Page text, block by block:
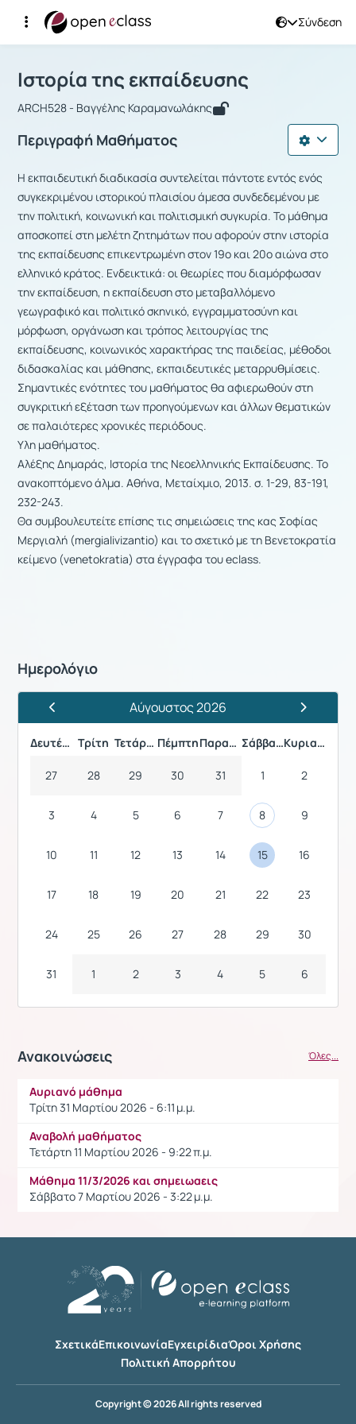
Σύνδεση
Αρχική Σελίδα
Μάθημα : Ιστορία της εκπαίδευσης
Ιστορία της εκπαίδευσης
ARCH528 - Βαγγέλης Καραμανωλάκης
Περιγραφή Μαθήματος
Η εκπαιδευτική διαδικασία συντελείται πάντοτε εντός ενός
συγκεκριμένου ιστορικού πλαισίου άμεσα συνδεδεμένου με
την πολιτική, κοινωνική και πολιτισμική συγκυρία. Το μάθημα
αποσκοπεί στη μελέτη ζητημάτων που αφορούν στην ιστορία
της εκπαίδευσης επικεντρωμένη στον 19ο και 20ο αιώνα στο
ελληνικό κράτος. Ενδεικτικά: οι θεωρίες που διαμόρφωσαν
την εκπαίδευση, η εκπαίδευση στο μεταβαλλόμενο
γεωγραφικό και πολιτικό σκηνικό, εγγραμματοσύνη και
μόρφωση, οργάνωση και τρόπος λειτουργίας της
εκπαίδευσης, κοινωνικός χαρακτήρας της παιδείας, μέθοδοι
διδασκαλίας και μάθησης, εκπαιδευτικές μεταρρυθμίσεις.
Σημαντικές ενότητες του μαθήματος θα αφιερωθούν στη
συγκριτική εξέταση των προηγούμενων και άλλων θεματικών
σε παλαιότερες χρονικές περιόδους.
Υλη μαθήματος.
Αλέξης Δημαράς, Ιστορία της Νεοελληνικής Εκπαίδευσης. Το
ανακοπτόμενο άλμα. Αθήνα, Μεταίχμιο, 2013. σ. 1-29, 83-191,
232-243.
Θα συμβουλευτείτε επίσης τις σημειώσεις της κας Σοφίας
Μεργιαλή (mergialivizantio) και το σχετικό με τη Βενετοκρατία
κείμενο (venetokratia) στα έγγραφα του eclass.
Ημερολόγιο
Προηγούμενος ΜήναςΑύγουστος 2026
Επόμενος
Δευτέρα Τρίτη Τετάρτη Πέμπτη Παρασκευή Σάββατο Κυριακή
27 28 29 30 31 1 2
3 4 5 6 7 8 9
10 11 12 13 14 15 16
17 18 19 20 21 22 23
24 25 26 27 28 29 30
31 1 2 3 4 5 6
Ανακοινώσεις Όλες...
Αυριανό μάθημα
Τρίτη 31 Μαρτίου 2026 - 6:11 μ.μ.
Αναβολή μαθήματος
Τετάρτη 11 Μαρτίου 2026 - 9:22 π.μ.
Mάθημα 11/3/2026 και σημειωαεις
Σάββατο 7 Μαρτίου 2026 - 3:22 μ.μ.
ΣχετικάΕπικοινωνίαΕγχειρίδιαΌροι Χρήσης
Πολιτική Απορρήτου
Copyright © 2026 All rights reserved